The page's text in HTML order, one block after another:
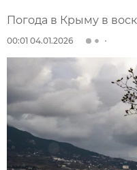
Погода в Крыму в
00:01 04.01.2026